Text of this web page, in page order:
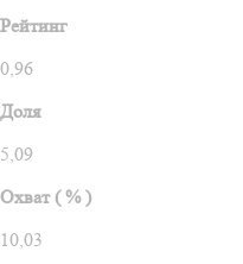
Рейтинг
0,96
Доля
5,09
Охват ( % )
10,03